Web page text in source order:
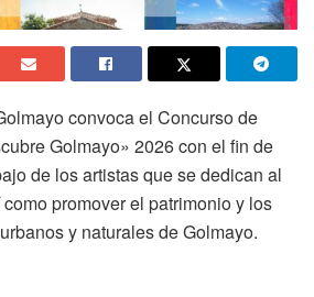
convoca el Concurso de
Golmayo» 2026 con el fin de
de los artistas que se dedican al
promover el patrimonio y los
y naturales de Golmayo.